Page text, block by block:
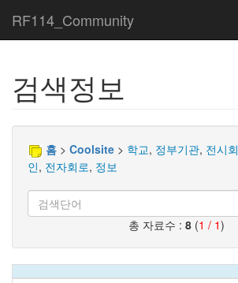
RF114_Community
검색정보
홈 > Coolsite > 학교, 정부기관, 전시회
인, 전자회로, 정보
총 자료수 : 8 (1 / 1)